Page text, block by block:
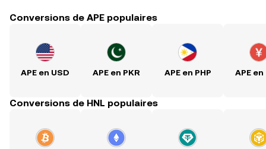
Conversions de APE populaires
APE en USD APE en PKR APE en PHP APE en
Conversions de HNL populaires